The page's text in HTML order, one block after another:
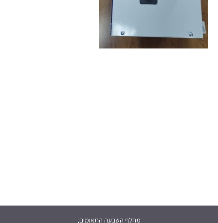
מחלף השבעה התאומים,